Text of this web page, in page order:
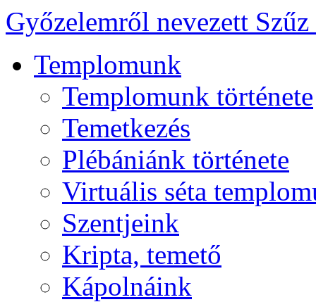
Győzelemről nevezett
Templomunk
Templomunk története
Temetkezés
Plébániánk története
Virtuális séta
Szentjeink
Kripta, temető
Kápolnáink